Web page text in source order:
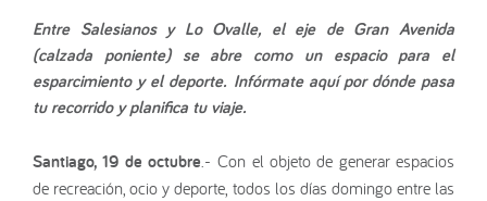
Entre Salesianos y Lo Ovalle, el eje de Gran Avenida
(calzada poniente) se abre como un espacio para el
esparcimiento y el deporte. Infórmate aquí por dónde pasa
tu recorrido y planifica tu viaje.
Santiago, 19 de octubre .- Con el objeto de generar espacios
de recreación, ocio y deporte, todos los días domingo entre las